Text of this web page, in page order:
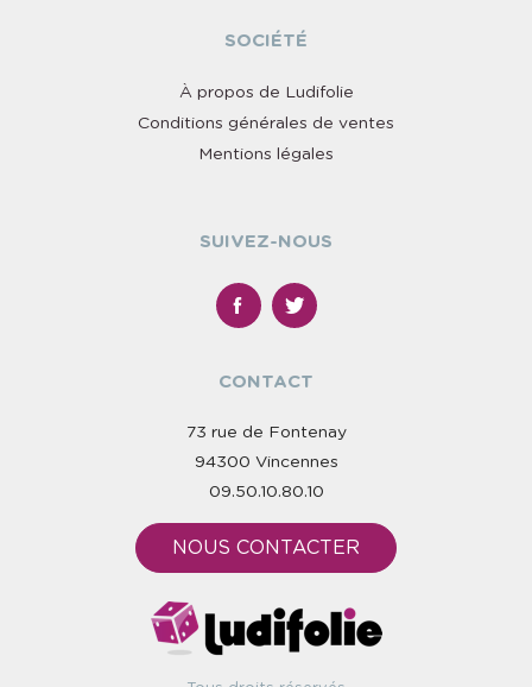
SOCIÉTÉ
À propos de Ludifolie
Conditions générales de ventes
Mentions légales
SUIVEZ-NOUS
CONTACT
73 rue de Fontenay
94300 Vincennes
09.50.10.80.10
NOUS CONTACTER